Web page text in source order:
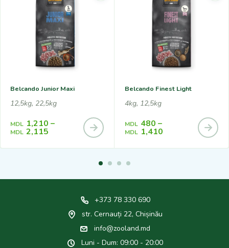
Belcando Junior Maxi
12,5kg, 22,5kg
MDL 1,210 –
MDL 2,115
Belcando Finest Light
4kg, 12,5kg
MDL 480 –
MDL 1,410
+373 78 330 690
str. Cernauți 22, Chișinău
info@zooland.md
Luni - Dum: 09:00 - 20:00